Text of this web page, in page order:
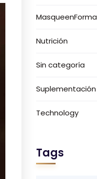
MasqueenForma
Nutrición
Sin categoría
Suplementación
Technology
Tags